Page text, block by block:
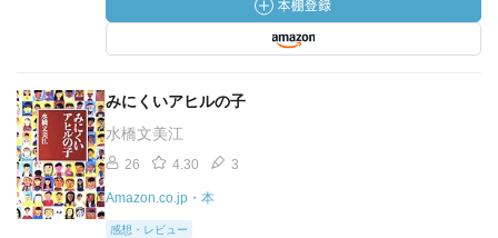
みにくいアヒルの子
水橋文美江
26 4.30 3
Amazon.co.jp・本
感想・レビュー